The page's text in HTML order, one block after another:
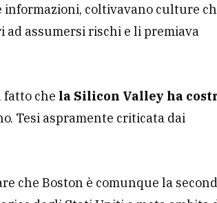
informazioni, coltivavano culture
assumersi rischi e li premiava
fatto che la Silicon Valley ha
Tesi aspramente criticata dai
che Boston è comunque la